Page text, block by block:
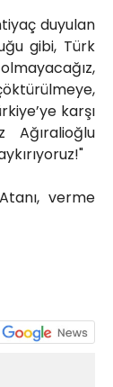
duyulan
gibi, Türk
karşı
Ağıralioğlu
verme